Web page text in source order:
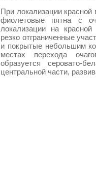
При локализации красной
фиолетовые пятна с
локализации на
резко отграниченные
и покрытые небольшим
местах перехода
образуется серовато-
центральной части,